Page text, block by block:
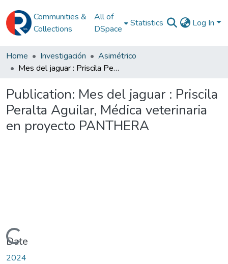
Communities &
Collections
All of
DSpace
Statistics Log In
Home Investigación
Asimétrico
Mes del jaguar : Priscila Peralta Aguilar, Médica veterinaria en proyecto PANTHERA
Publication: Mes del jaguar : Priscila
Peralta Aguilar, Médica veterinaria
en proyecto PANTHERA
Loading...
Date
2024